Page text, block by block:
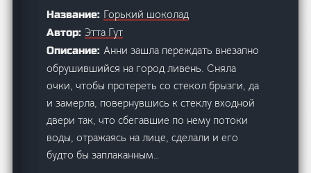
Название: Горький шоколад
Автор: Этта Гут
Описание: Анни зашла переждать внезапно
обрушившийся на город ливень. Сняла
очки, чтобы протереть со стекол брызги, да
и замерла, повернувшись к стеклу входной
двери так, что сбегавшие по нему потоки
воды, отражаясь на лице, сделали и его
будто бы заплаканным…